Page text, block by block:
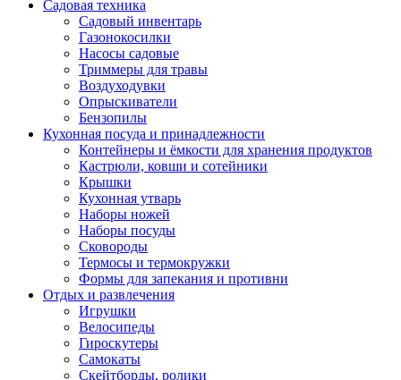
Садовая техника
Садовый инвентарь
Газонокосилки
Насосы садовые
Триммеры для травы
Воздуходувки
Опрыскиватели
Бензопилы
Кухонная посуда и принадлежности
Контейнеры и ёмкости для хранения продуктов
Кастрюли, ковши и сотейники
Крышки
Кухонная утварь
Наборы ножей
Наборы посуды
Сковороды
Термосы и термокружки
Формы для запекания и противни
Отдых и развлечения
Игрушки
Велосипеды
Гироскутеры
Самокаты
Скейтборды, ролики